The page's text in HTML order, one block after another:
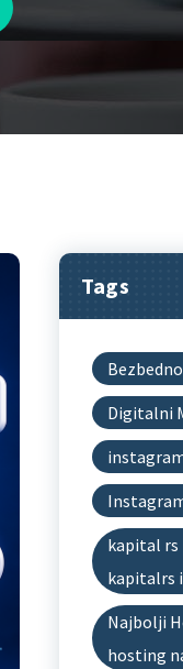
Tags
Digitalni
kapital rs
kapitalrs
Najbolji
hosting